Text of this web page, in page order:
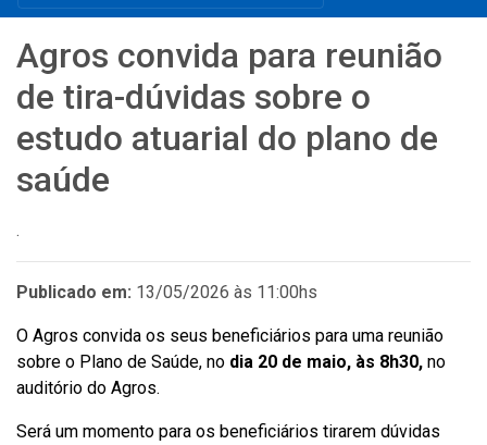
Agros convida para reunião
de tira-dúvidas sobre o
estudo atuarial do plano de
saúde
.
Publicado em: 13/05/2026 às 11:00hs
O Agros convida os seus beneficiários para uma reunião
sobre o Plano de Saúde, no dia 20 de maio, às 8h30, no
auditório do Agros.
Será um momento para os beneficiários tirarem dúvidas